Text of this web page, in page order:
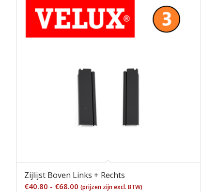
Zijlijst Boven Links + Rechts
€40.80 - €68.00Prijsklasse:
(prijzen zijn excl. BTW)